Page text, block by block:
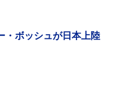
・ボッシュが日本上陸